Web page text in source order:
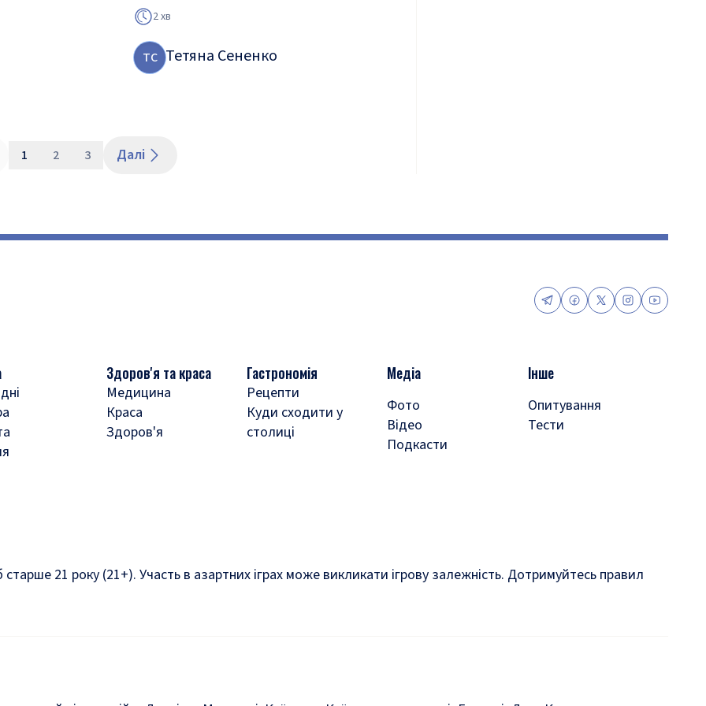
2 хв
ТС Тетяна Сененко
1 2 3 Далі
Здоров'я та краса
Медицина
Краса
Здоров'я
Гастрономія
Рецепти
Куди сходити у
столиці
Медіа
Фото
Відео
Подкасти
Інше
Опитування
Тести
21 року (21+). Участь в азартних іграх може викликати ігрову залежність. Дотримуйтесь правил